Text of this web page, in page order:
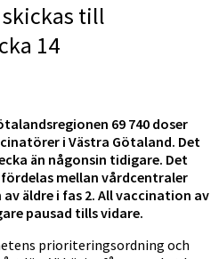
skickas till
14
69 740 doser
i Västra Götaland. Det
än någonsin tidigare. Det
mellan vårdcentraler
äldre i fas 2. All vaccination av
pausad tills vidare.
prioriteringsordning och